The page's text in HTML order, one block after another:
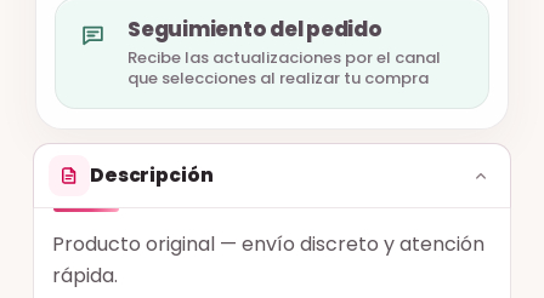
Seguimiento del pedido
Recibe las actualizaciones por el canal
que selecciones al realizar tu compra
Descripción
Producto original — envío discreto y atención
rápida.